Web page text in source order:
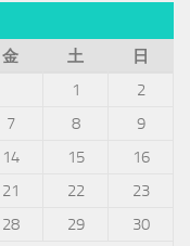
金 土
日
1
2
7 8
9
14 15
16
21 22
23
28 29
30